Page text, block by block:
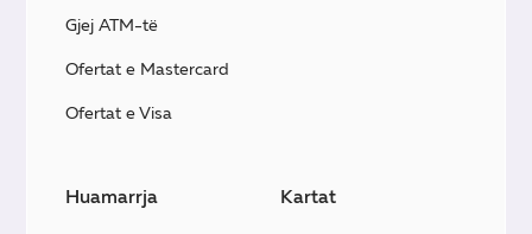
Gjej ATM-të
Ofertat e Mastercard
Ofertat e Visa
Huamarrja Kartat